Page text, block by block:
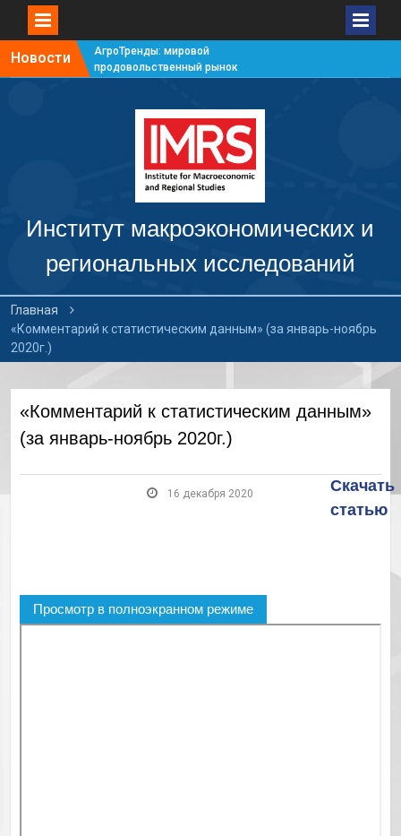
Новости
АгроТренды: мировой
продовольственный рынок
продовольственный рынок
АгроТренды: мировой
продовольственный рынок
АгроТренды: мировой
#4
Институт макроэкономических и
региональных исследований
Главная
«Комментарий к статистическим данным» (за январь-ноябрь
2020г.)
«Комментарий к статистическим данным»
(за январь-ноябрь 2020г.)
16 декабря 2020
Скачать
статью
Просмотр в полноэкранном режиме